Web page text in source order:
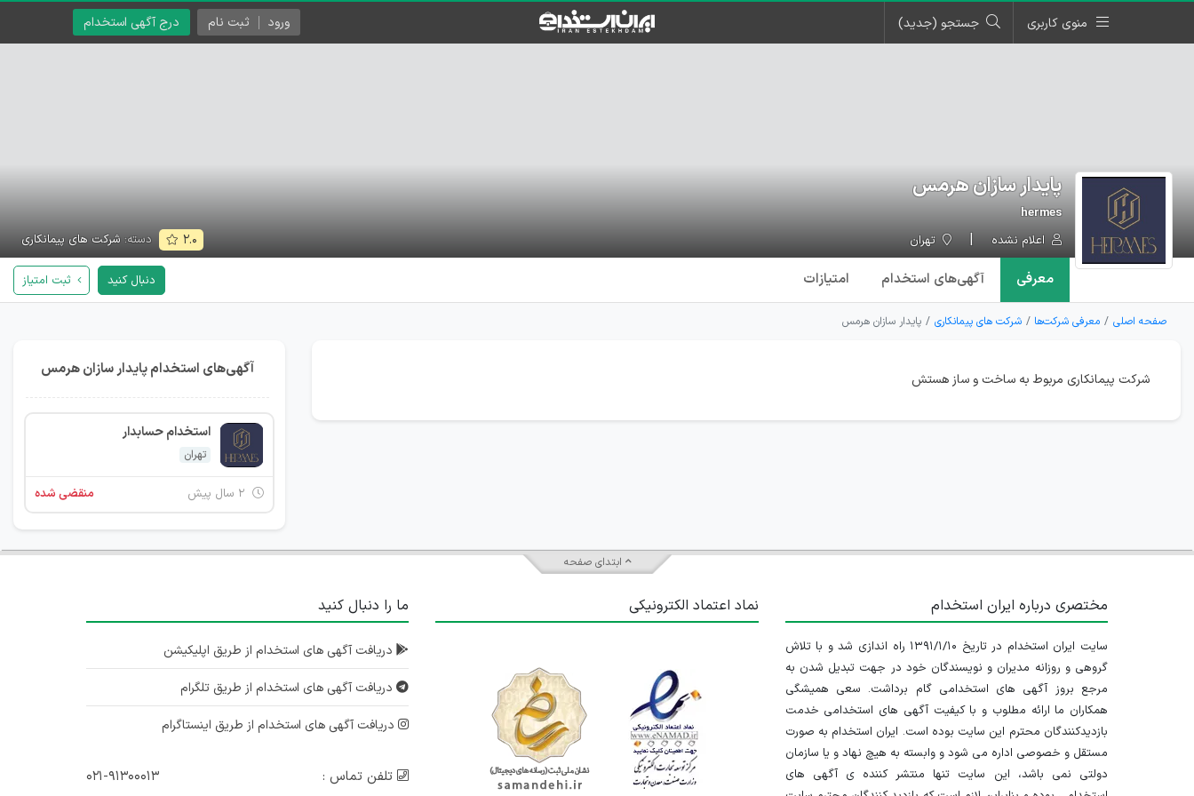
منوی کاربری جستجو (جدید) درج آگهی استخدام ورود ثبت نام
پایدار سازان هرمس
hermes
اعلام نشده
تهران ۲.۰ دسته: شرکت های پیمانکاری
معرفی آگهی‌های استخدام امتیازات دنبال کنید ثبت امتیاز
صفحه اصلی معرفی شرکت‌ها شرکت های پیمانکاری پایدار سازان هرمس
شرکت پیمانکاری مربوط به ساخت و ساز هستش
آگهی‌های استخدام پایدار سازان هرمس
استخدام حسابدار
تهران
منقضی شده
ابتدای صفحه
مختصری درباره ایران استخدام
سایت ایران استخدام در تاریخ ۱۳۹۱/۱/۱۰ راه اندازی شد و با تلاش
گروهی و روزانه مدیران و نویسندگان خود در جهت تبدیل شدن به
مرجع بروز آگهی های استخدامی گام برداشت. سعی همیشگی
همکاران ما ارائه مطلوب و با کیفیت آگهی های استخدامی خدمت
بازدیدکنندگان محترم این سایت بوده است. ایران استخدام به صورت
مستقل و خصوصی اداره می شود و وابسته به هیچ نهاد و یا سازمان
دولتی نمی باشد، این سایت تنها منتشر کننده ی آگهی های
نماد اعتماد الکترونیکی ما را دنبال کنید
دریافت آگهی های استخدام از طریق اپلیکیشن
دریافت آگهی های استخدام از طریق تلگرام
دریافت آگهی های استخدام از طریق اینستاگرام
تلفن تماس : ۰۲۱-۹۱۳۰۰۰۱۳